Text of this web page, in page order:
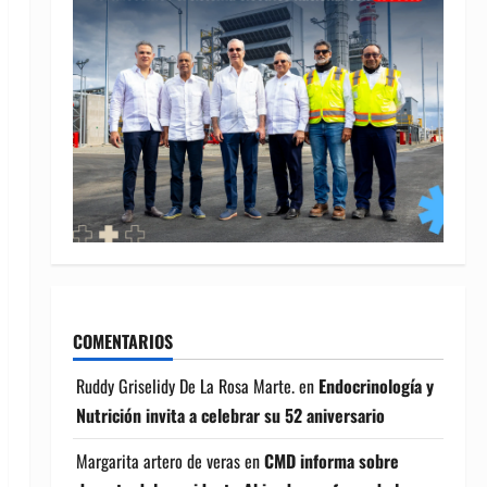
COMENTARIOS
Ruddy Griselidy De La Rosa Marte.en Endocrinología y
Nutrición invita a celebrar su 52 aniversario
Margarita artero de verasenCMD informa sobre